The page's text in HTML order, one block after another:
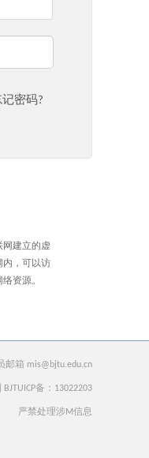
记密码?
网建立的虚
内，可以访
资源。
邮箱 mis@bjtu.edu.cn
备：13022203
严禁处理涉M信息